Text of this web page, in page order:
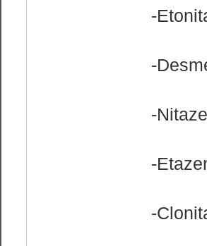
-
-
-
-
-